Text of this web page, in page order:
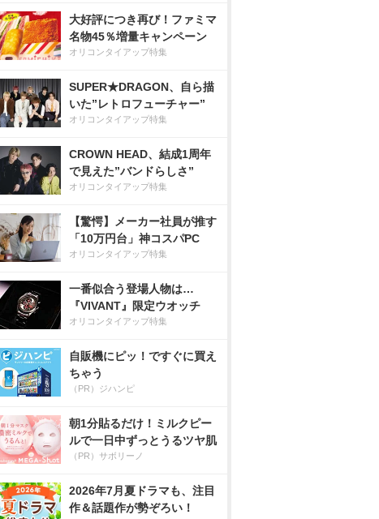
大好評につき再び！ファミマ
名物45％増量キャンペーン
オリコンタイアップ特集
SUPER★DRAGON、自ら描
いた”レトロフューチャー”
オリコンタイアップ特集
CROWN HEAD、結成1周年
で見えた”バンドらしさ”
オリコンタイアップ特集
【驚愕】メーカー社員が推す
「10万円台」神コスパPC
オリコンタイアップ特集
一番似合う登場人物は…
『VIVANT』限定ウオッチ
オリコンタイアップ特集
自販機にピッ！ですぐに買え
ちゃう
（PR）ジハンピ
朝1分貼るだけ！ミルクピー
ルで一日中ずっとうるツヤ肌
（PR）サボリーノ
2026年7月夏ドラマも、注目
作＆話題作が勢ぞろい！